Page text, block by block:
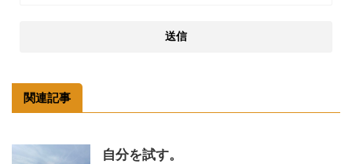
関連記事
自分を試す。